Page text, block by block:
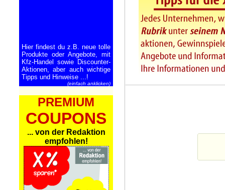
Hier findest du z.B. neue tolle
Produkte oder Angebote, mit
Kfz-Handel sowie Discounter-
Aktionen, aber auch wichtige
Tipps und Hinweise ...!
(einfach anklicken)
PREMIUM
COUPONS
... von der Redaktion
empfohlen!